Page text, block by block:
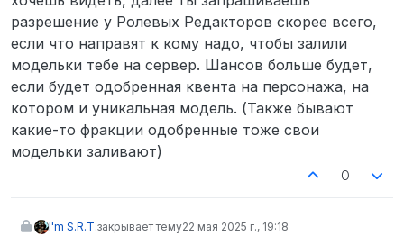
разрешение у Ролевых Редакторов скорее всего,
если что направят к кому надо, чтобы залили
модельки тебе на сервер. Шансов больше будет,
если будет одобренная квента на персонажа, на
котором и уникальная модель. (Также бывают
какие-то фракции одобренные тоже свои
модельки заливают)
0
I'm S.R.T.закрывает тему22 мая 2025 г., 19:18